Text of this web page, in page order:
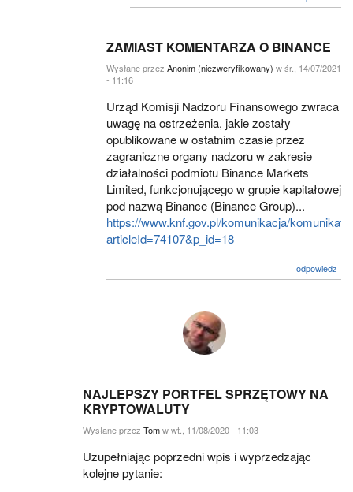
ZAMIAST KOMENTARZA O BINANCE
Wysłane przez Anonim (niezweryfikowany) w śr., 14/07/2021
- 11:16
Urząd Komisji Nadzoru Finansowego zwraca
uwagę na ostrzeżenia, jakie zostały
opublikowane w ostatnim czasie przez
zagraniczne organy nadzoru w zakresie
działalności podmiotu Binance Markets
Limited, funkcjonującego w grupie kapitałowej
pod nazwą Binance (Binance Group)...
https://www.knf.gov.pl/komunikacja/
articleId=74107&p_id=18
odpowiedz
NAJLEPSZY PORTFEL SPRZĘTOWY NA
KRYPTOWALUTY
Wysłane przez Tomw wt., 11/08/2020 - 11:03
Uzupełniając poprzedni wpis i wyprzedzając
kolejne pytanie: